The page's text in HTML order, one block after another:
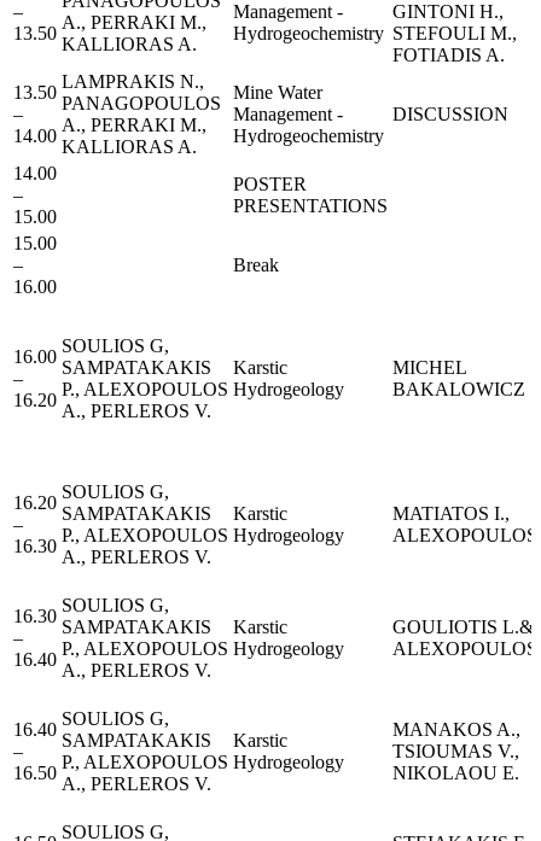
–
13.50
A., PERRAKI M.,
KALLIORAS A.
Management -
Hydrogeochemistry
GINTONI H.,
STEFOULI M.,
FOTIADIS A.
13.50
–
14.00
LAMPRAKIS N.,
PANAGOPOULOS
A., PERRAKI M.,
KALLIORAS A.
Μine Water
Management -
Hydrogeochemistry
DISCUSSION
14.00
–
15.00
POSTER
PRESENTATIONS
15.00
–
16.00
Break
16.00
–
16.20
SOULIOS G,
SAMPATAKAKIS
P., ALEXOPOULOS
A., PERLEROS V.
Karstic
Hydrogeology
MICHEL
BAKALOWICZ
16.20
–
16.30
SOULIOS G,
SAMPATAKAKIS
P., ALEXOPOULOS
A., PERLEROS V.
Karstic
Hydrogeology
MATIATOS I.,
ALEXOPOULOS
16.30
–
16.40
SOULIOS G,
SAMPATAKAKIS
P., ALEXOPOULOS
A., PERLEROS V.
Karstic
Hydrogeology
GOULIOTIS L.&
ALEXOPOULOS
16.40
–
16.50
SOULIOS G,
SAMPATAKAKIS
P., ALEXOPOULOS
A., PERLEROS V.
Karstic
Hydrogeology
MANAKOS A.,
TSIOUMAS V.,
NIKOLAOU E.
SOULIOS G,